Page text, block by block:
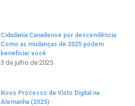
Cidadania Canadense por descendência:
Como as mudanças de 2025 podem
beneficiar você
3 de julho de 2025
Novo Processo de Visto Digital na
Alemanha (2025)